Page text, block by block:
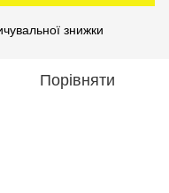
знижки
Порівняти